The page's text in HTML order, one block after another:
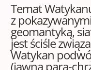
Temat
z
geomantyką,
jest ściśle
Watykan
(jawną para-